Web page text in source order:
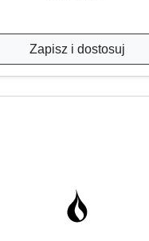
Zapisz i dostosuj